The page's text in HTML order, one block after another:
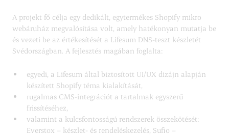
A projekt fő célja egy dedikált, egytermékes Shopify mikro
webáruház megvalósítása volt, amely hatékonyan mutatja be
és vezeti be az értékesítését a Lifesum DNS-teszt készletét
Svédországban. A fejlesztés magában foglalta:
egyedi, a Lifesum által biztosított UI/UX dizájn alapján
készített Shopify téma kialakítását,
rugalmas CMS-integrációt a tartalmak egyszerű
frissítéséhez,
valamint a kulcsfontosságú rendszerek összekötését:
Everstox – készlet- és rendeléskezelés, Sufio –